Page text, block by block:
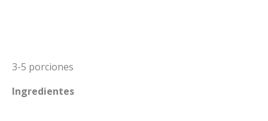
3-5 porciones
Ingredientes